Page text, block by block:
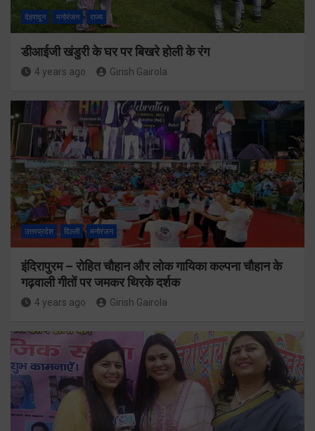
देहरादून मनोरंजन राज्य
डीआईजी खंडुरी के घर पर बिखरे होली के रंग
4 years ago Girish Gairola
उत्तरप्रदेश दिल्ली मनोरंजन
इंदिरापुरम – रोहित चौहान और लोक गायिका कल्पना चौहान के
गढ़वाली गीतों पर जमकर थिरके दर्शक
4 years ago Girish Gairola